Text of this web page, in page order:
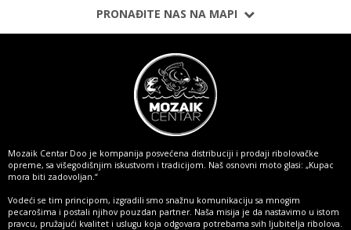
PRONAĐITE NAS NA MAPI
Mozaik Centar Doo je kompanija posvećena distribuciji i prodaji ribolovačke
opreme, sa višegodišnjim iskustvom i tradicijom. Naš osnovni moto glasi: „Kupac
mora biti zadovoljan.“
Vodeći se tim principom, izgradili smo snažnu komunikaciju sa mnogim
pecarošima i postali njihov pouzdan partner. Naša misija je da nastavimo u istom
pravcu, pružajući kvalitet i uslugu koja odgovara potrebama svih ljubitelja ribolova.